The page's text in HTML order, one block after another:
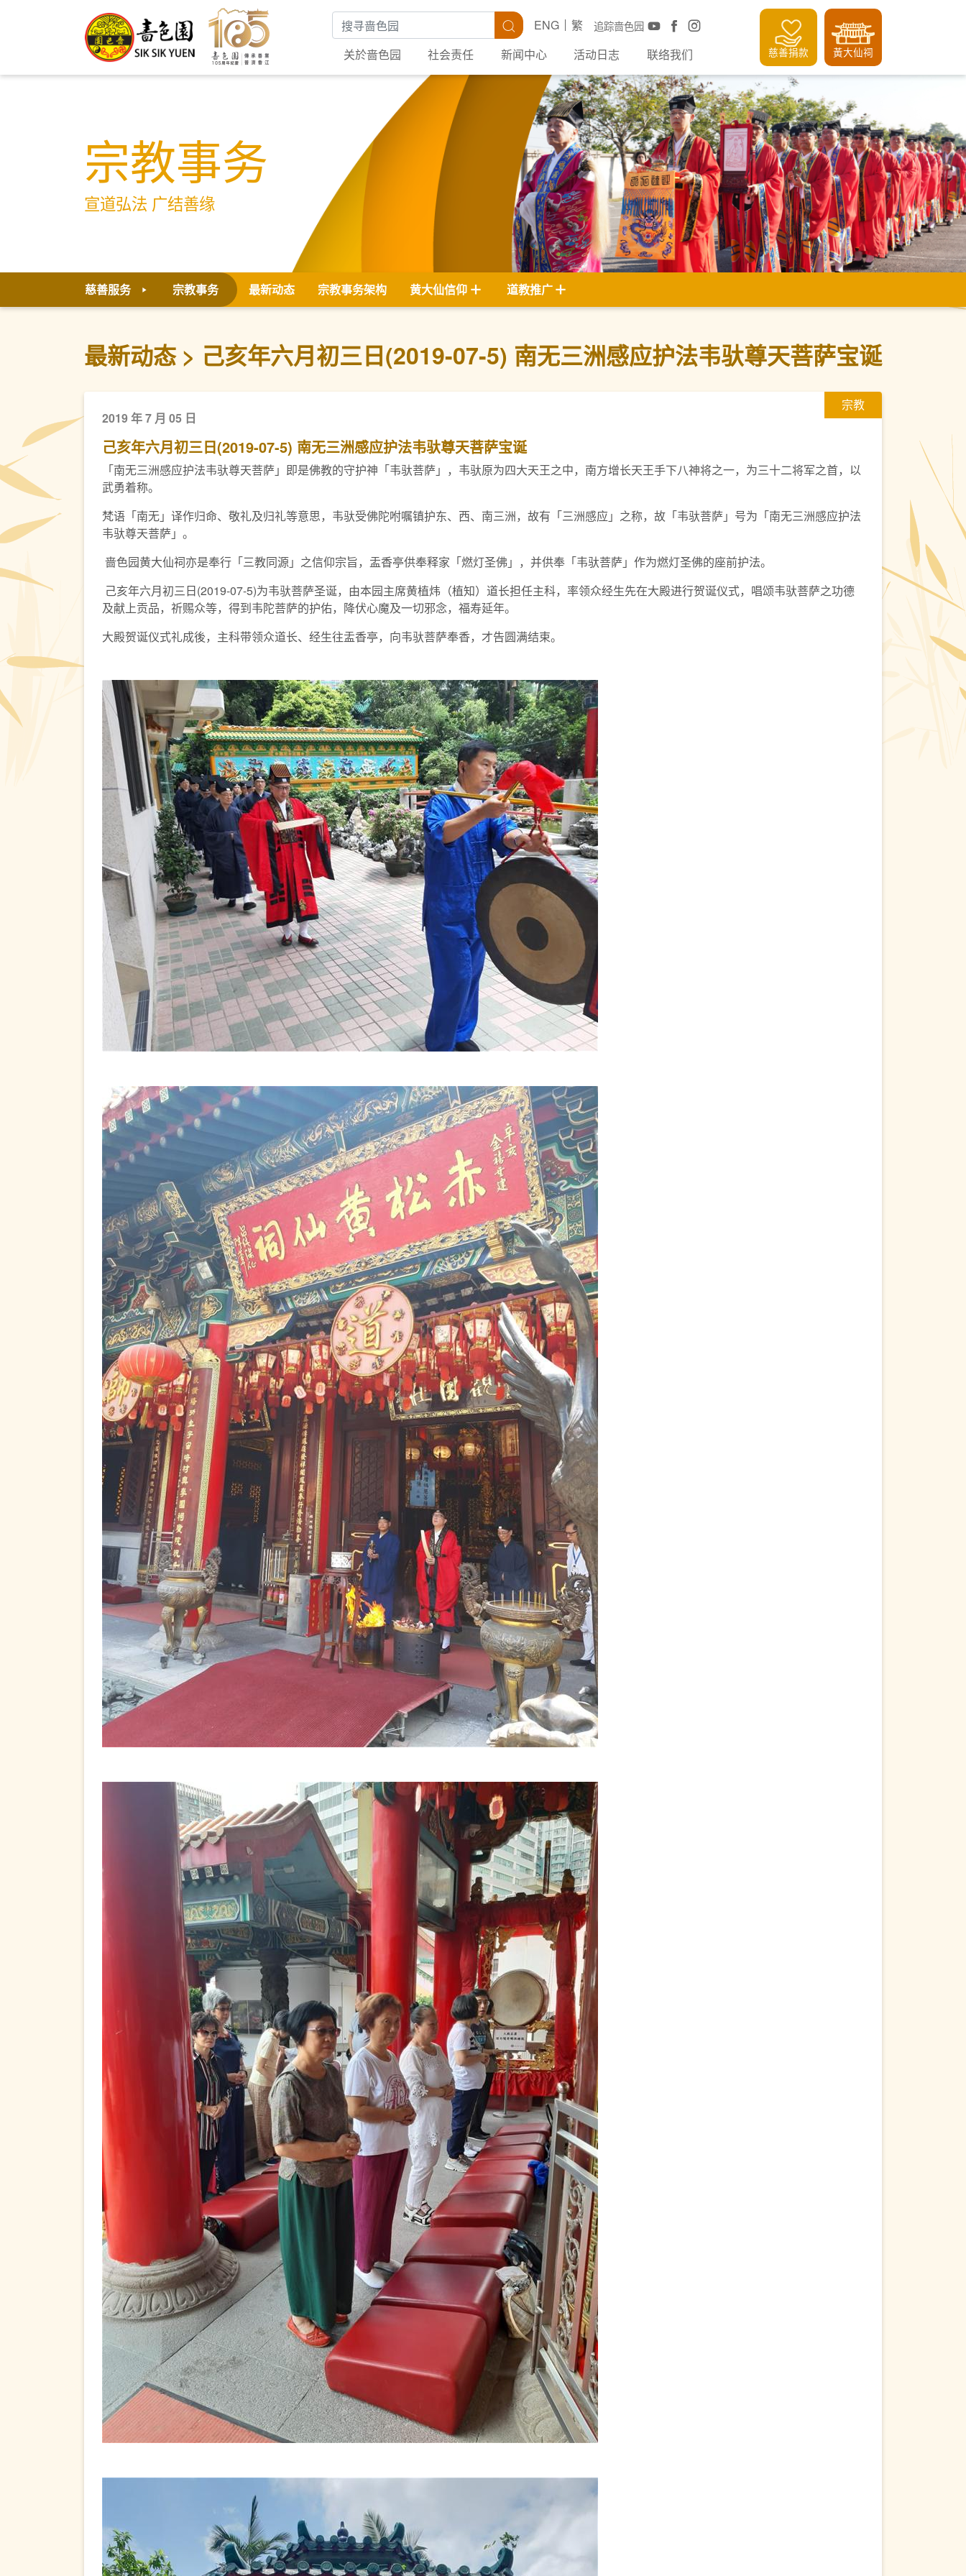
搜寻关键字 搜寻 追踪啬色园
ENG
繁
关於啬色园
社会责任 新闻中心 活动日志 联络我们 慈善捐款 黃大仙祠
宗教事务
宣道弘法 广结善缘
慈善服务 宗教事务 最新动态 宗教事务架构 黄大仙信仰 道教推广
最新动态 己亥年六月初三日(2019-07-5) 南无三洲感应护法韦驮尊天菩萨宝诞
宗教
2019 年 7 月 05 日
己亥年六月初三日(2019-07-5) 南无三洲感应护法韦驮尊天菩萨宝诞
「南无三洲感应护法韦驮尊天菩萨」即是佛教的守护神「韦驮菩萨」，韦驮原为四大天王之中，南方增长天王手下八神将之一，为三十二将军之首，以
武勇着称。
梵语「南无」译作归命、敬礼及归礼等意思，韦驮受佛陀咐嘱镇护东、西、南三洲，故有「三洲感应」之称，故「韦驮菩萨」号为「南无三洲感应护法
韦驮尊天菩萨」。
啬色园黄大仙祠亦是奉行「三教同源」之信仰宗旨，盂香亭供奉释家「燃灯圣佛」，并供奉「韦驮菩萨」作为燃灯圣佛的座前护法。
己亥年六月初三日(2019-07-5)为韦驮菩萨圣诞，由本园主席黄植炜（植知）道长担任主科，率领众经生先在大殿进行贺诞仪式，唱颂韦驮菩萨之功德
及献上贡品，祈赐众等，得到韦陀菩萨的护佑，降伏心魔及一切邪念，福寿延年。
大殿贺诞仪式礼成後，主科带领众道长、经生往盂香亭，向韦驮菩萨奉香，才告圆满结束。